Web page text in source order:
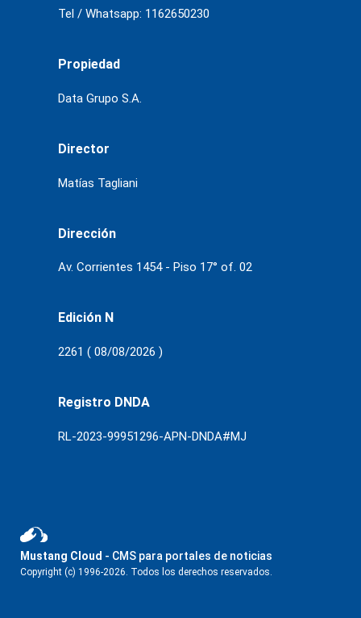
Tel / Whatsapp: 1162650230
Propiedad
Data Grupo S.A.
Director
Matías Tagliani
Dirección
Av. Corrientes 1454 - Piso 17° of. 02
Edición N
2261 ( 08/08/2026 )
Registro DNDA
RL-2023-99951296-APN-DNDA#MJ
Mustang Cloud - CMS para portales de noticias
Copyright (c) 1996-2026. Todos los derechos reservados.